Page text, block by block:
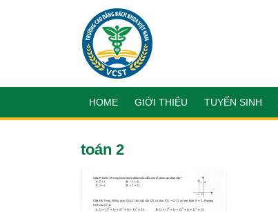
HOME GIỚI THIỆU TUYỂN SINH
toán 2